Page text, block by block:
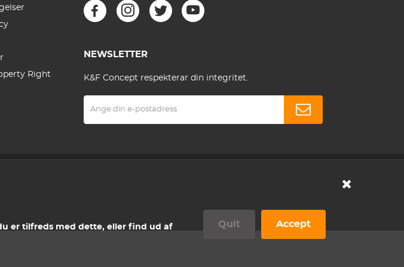
Right
NEWSLETTER
K&F Concept respekterar din integritet.
er tilfreds med dette, eller find ud af
Quit Accept